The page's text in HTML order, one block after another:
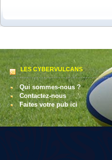
LES CYBERVULCANS
Qui sommes-nous ?
Contactez-nous
Faites votre pub ici